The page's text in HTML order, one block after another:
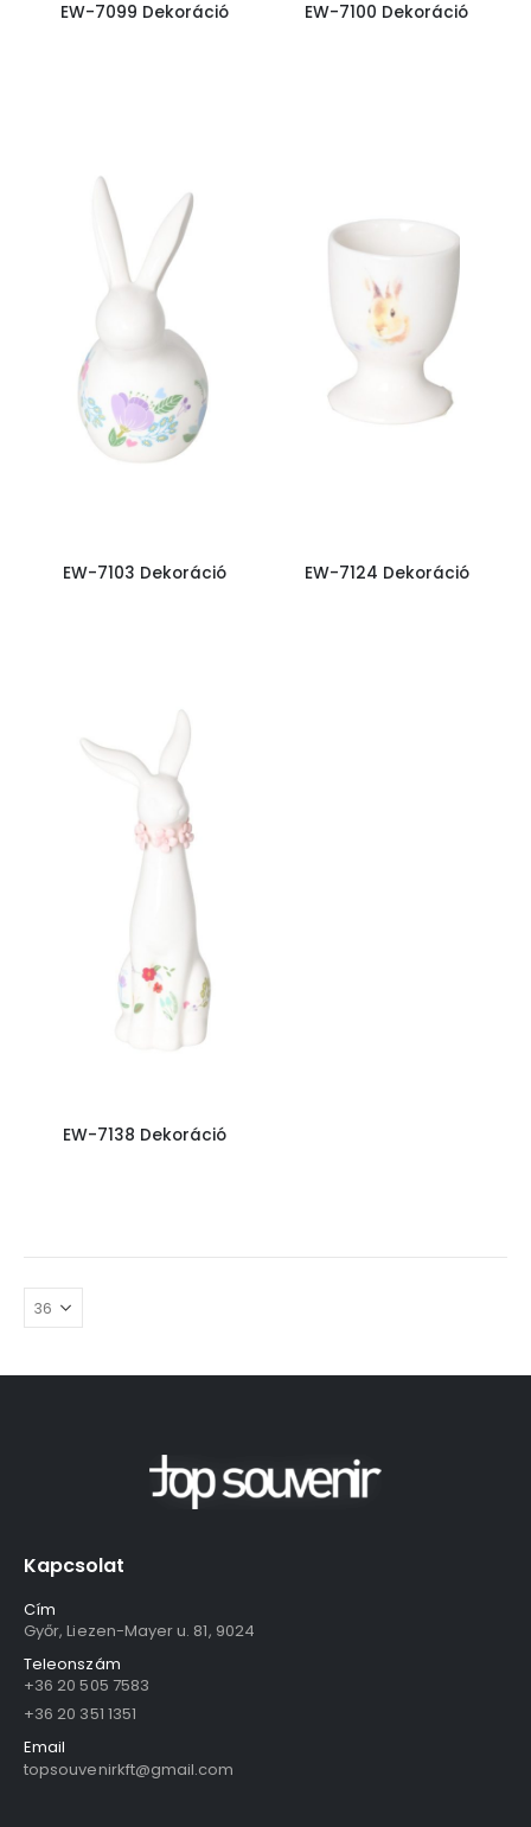
EW-7099 Dekoráció EW-7100 Dekoráció
EW-7103 Dekoráció EW-7124 Dekoráció
EW-7138 Dekoráció
Kapcsolat
Cím
Győr, Liezen-Mayer u. 81, 9024
Teleonszám
+36 20 505 7583
+36 20 351 1351
Email
topsouvenirkft@gmail.com